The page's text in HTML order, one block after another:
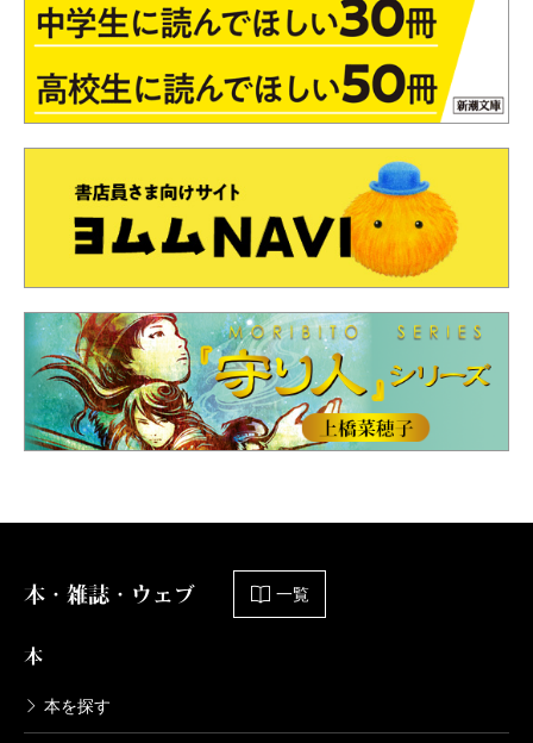
本・雑誌・ウェブ 一覧
本
本を探す